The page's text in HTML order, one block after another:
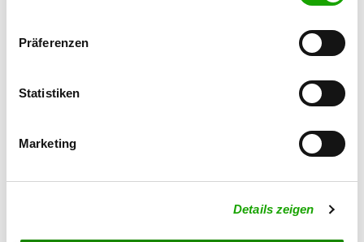
Präferenzen
Statistiken
Marketing
Details zeigen